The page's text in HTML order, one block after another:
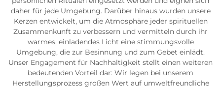
daher für jede Umgebung. Darüber hinaus wurden unsere
Kerzen entwickelt, um die Atmosphäre jeder spirituellen
Zusammenkunft zu verbessern und vermitteln durch ihr
warmes, einladendes Licht eine stimmungsvolle
Umgebung, die zur Besinnung und zum Gebet einlädt.
Unser Engagement für Nachhaltigkeit stellt einen weiteren
bedeutenden Vorteil dar: Wir legen bei unserem
Herstellungsprozess großen Wert auf umweltfreundliche